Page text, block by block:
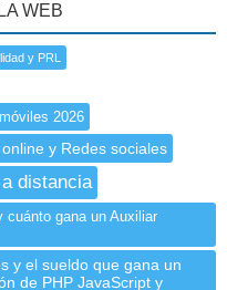
WEB
y PRL
2026
y Redes sociales
distancia
cuánto gana un Auxiliar
y el sueldo que gana un
de PHP JavaScript y